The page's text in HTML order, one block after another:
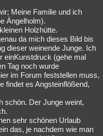
Neue Geschlossen
Meine Familie und ich
Ängelholm).
Holzhütte.
da mich dieses Bild bis
dieser weinende Junge. Ich
einKunstdruck (gehe mal
Tag noch wurde
im Forum feststellen muss,
findet es Angsteinflößend,
schön. Der Junge weint,
sehr schönen Urlaub
das, je nachdem wie man